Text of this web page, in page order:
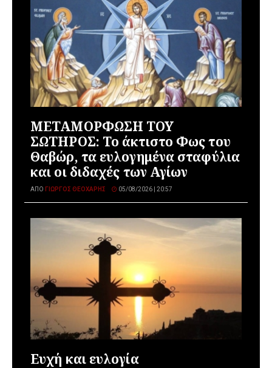
ΜΕΤΑΜΟΡΦΩΣΗ ΤΟΥ
ΣΩΤΗΡΟΣ: Το άκτιστο Φως του
Θαβώρ, τα ευλογημένα σταφύλια
και οι διδαχές των Αγίων
ΑΠΌ ΓΙΏΡΓΟΣ ΘΕΟΧΆΡΗΣ 05/08/2026 | 20:57
Ευχή και ευλογία